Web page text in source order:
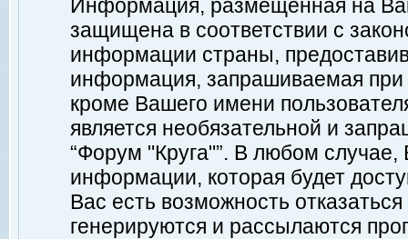
Информация, размещенная на
защищена в соответствии с
информации страны,
информация, запрашиваемая при
кроме Вашего имени
является необязательной и
“Форум "Круга"”. В любом
информации, которая будет
Вас есть возможность
генерируются и рассылаются